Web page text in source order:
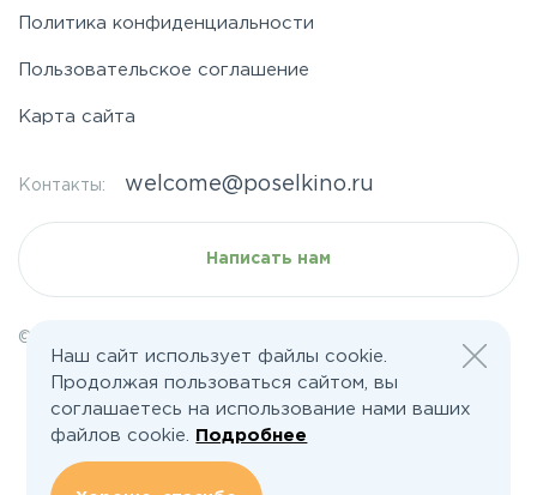
Политика конфиденциальности
Пользовательское соглашение
Карта сайта
Контакты: welcome@poselkino.ru
Написать нам
© 2026 Все права защищены | poselkino.ru
ИП Маслов Дмитрий Валерьевич
ИНН 503406273833
+79647266008
142613, Московская область, Орехово-Зуево, ул. Северная, д.14, кв.145
Наш сайт использует файлы cookie.
Продолжая пользоваться сайтом, вы
соглашаетесь на использование нами ваших
файлов cookie.
Подробнее